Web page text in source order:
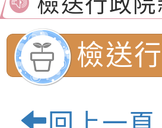
月份公共
訊
檢送本市
區《植地
有關本市
專注力研
緒學習與
檢送桃園
字稿及
函轉「
檢送
115
回上一頁